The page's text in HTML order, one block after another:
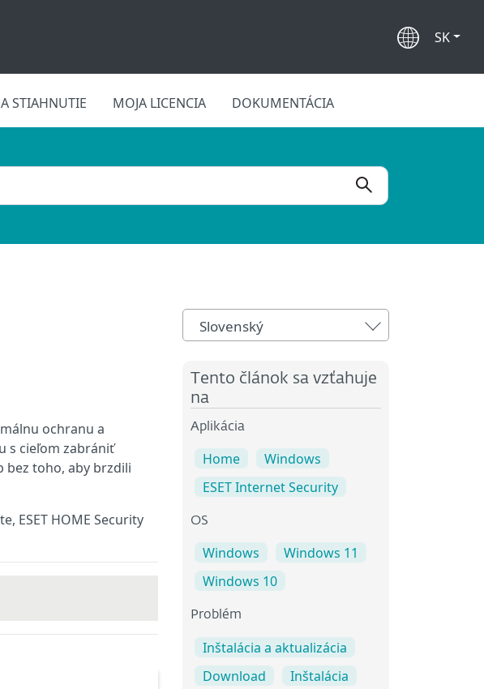
SK
STIAHNUTIE MOJA LICENCIA DOKUMENTÁCIA
ochranu a
s cieľom zabrániť
bez toho, aby brzdili
ESET HOME Security
Slovenský
Tento článok sa vzťahuje
na
Aplikácia
Home
Windows
ESET Internet Security
OS
Windows
Windows 11
Windows 10
Problém
Inštalácia a aktualizácia
Download
Inštalácia